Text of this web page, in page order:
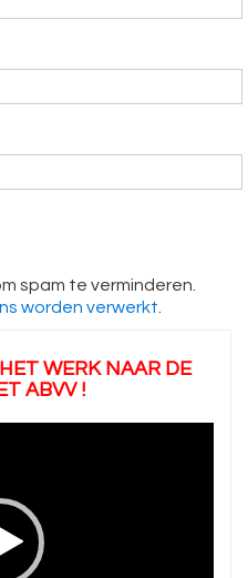
spam te verminderen.
worden verwerkt
WERK NAAR DE
ABVV !